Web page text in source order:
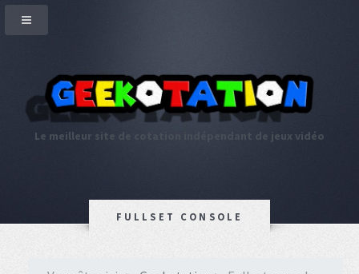
Le meilleur site de cotation indépendant de jeux vidéo
FULLSET CONSOLE